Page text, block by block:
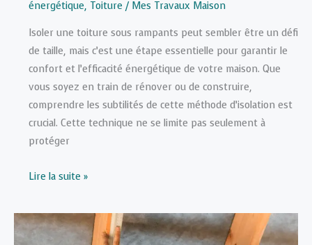
énergétique, Toiture / Mes Travaux Maison
Isoler une toiture sous rampants peut sembler être un défi
de taille, mais c’est une étape essentielle pour garantir le
confort et l’efficacité énergétique de votre maison. Que
vous soyez en train de rénover ou de construire,
comprendre les subtilités de cette méthode d’isolation est
crucial. Cette technique ne se limite pas seulement à
protéger
Guide
pour
Isoler
Lire la suite »